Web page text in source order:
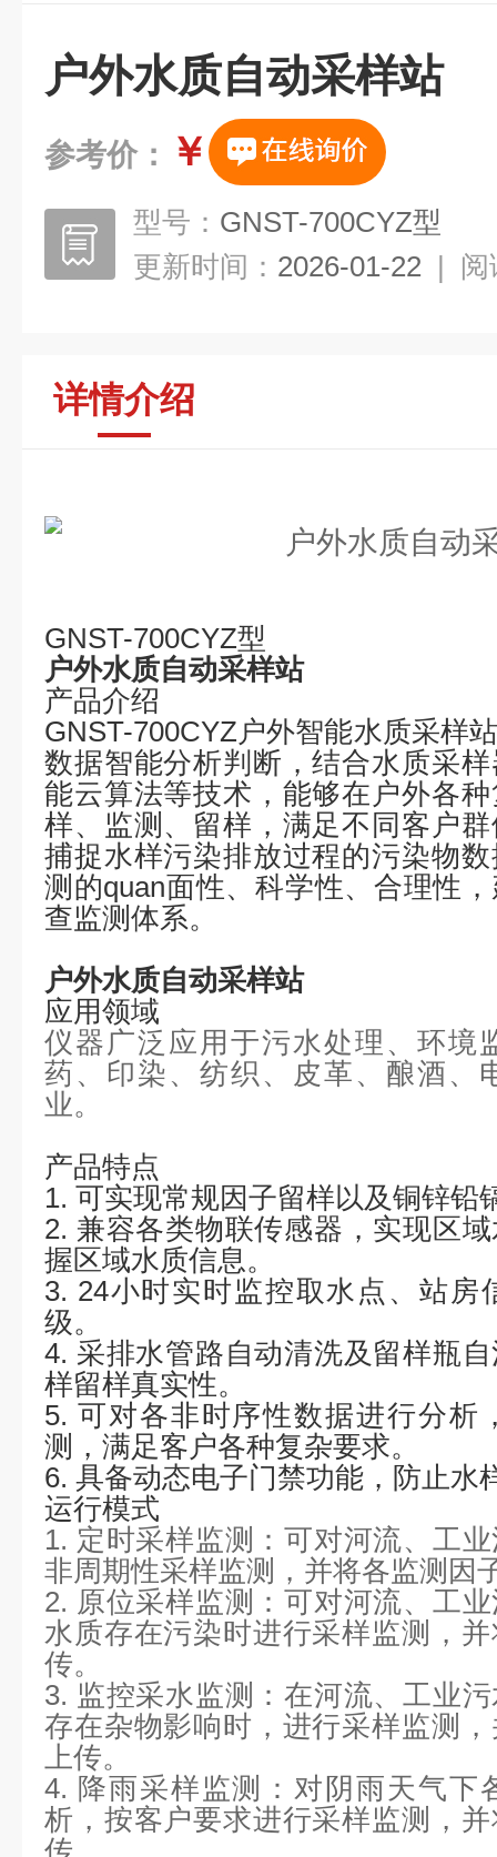
户外水质自动采样站
参考价： ￥
型号： GNST-700CYZ型
更新时间： 2026-01-22 | 阅
详情介绍
GNST-700CYZ型
户外水质自动采样站
产品介绍
GNST-700CYZ户外智能水质采样
数据智能分析判断，结合水质采
能云算法等技术，能够在户外各
样、监测、留样，满足不同客户
捕捉水样污染排放过程的污染物
测的quan面性、科学性、合理性
查监测体系。
户外水质自动采样站
应用领域
仪器广泛应用于污水处理、环境
药、印染、纺织、皮革、酿酒、
业。
产品特点
1. 可实现常规因子留样以及铜锌铅
2. 兼容各类物联传感器，实现区
握区域水质信息。
3. 24小时实时监控取水点、站房
级。
4. 采排水管路自动清洗及留样瓶
样留样真实性。
5. 可对各非时序性数据进行分析
测，满足客户各种复杂要求。
6. 具备动态电子门禁功能，防止水
运行模式
1. 定时采样监测：可对河流、工
非周期性采样监测，并将各监测因
2. 原位采样监测：可对河流、工
水质存在污染时进行采样监测，
传。
3. 监控采水监测：在河流、工业
存在杂物影响时，进行采样监测
上传。
4. 降雨采样监测：对阴雨天气下
析，按客户要求进行采样监测，
传。